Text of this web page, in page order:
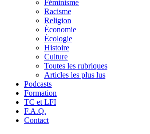
Féminisme
Racisme
Religion
Économie
Écologie
Histoire
Culture
Toutes les rubriques
Articles les plus lus
Podcasts
Formation
TC et LFI
F.A.Q.
Contact